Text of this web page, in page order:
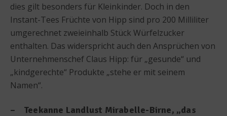
dies gilt besonders für Kleinkinder. Doch in den
Instant-Tees Früchte von Hipp sind pro 200 Milliliter
umgerechnet zweieinhalb Stück Würfelzucker
enthalten. Das widerspricht auch den Ansprüchen von
Unternehmenschef Claus Hipp: für „gesunde“ und
„kindgerechte“ Produkte „stehe er mit seinem
Namen“.
– Teekanne Landlust Mirabelle-Birne, „das